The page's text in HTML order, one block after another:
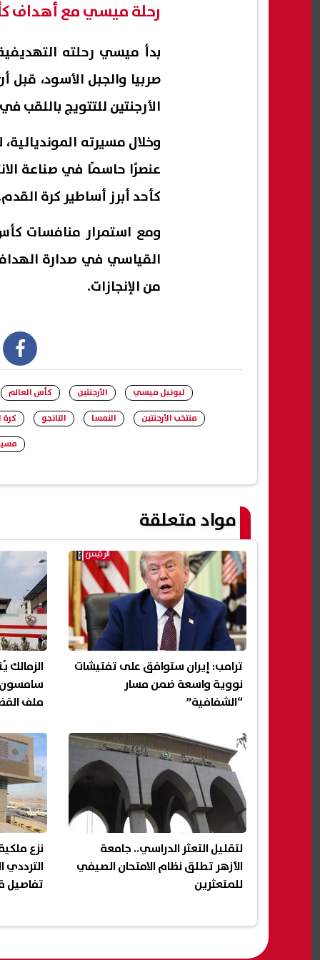
رحلة ميسي مع أهداف
الأرجنتين للتتويج باللقب في مونديال 2022، ويواصل
وخلال مسيرته
عنصرًا حاسمًا في صناعة
كأحد أبرز أساطير كرة
القياسي في صدارة
من الإنجازات.
ليونيل ميسي الأرجنتين كأس العالم
منتخب الأرجنتين
النمسا التانجو كرة
مواد متعلقة
ترامب: إيران ستوافق على تفتيشات
نووية واسعة ضمن مسار
“الشفافية”
سامسون
ملف
لتقليل التعثر الدراسي.. جامعة
الأزهر تطلق نظام الامتحان الصيفي
للمتعثرين
نزع
الترددي
تفاصيل